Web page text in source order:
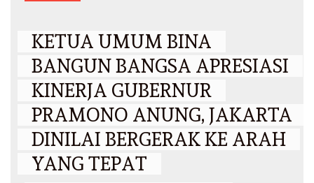
KETUA UMUM BINA
BANGUN BANGSA APRESIASI
KINERJA GUBERNUR
PRAMONO ANUNG, JAKARTA
DINILAI BERGERAK KE ARAH
YANG TEPAT